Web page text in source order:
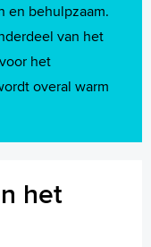
en behulpzaam.
van het
het
overal warm
het